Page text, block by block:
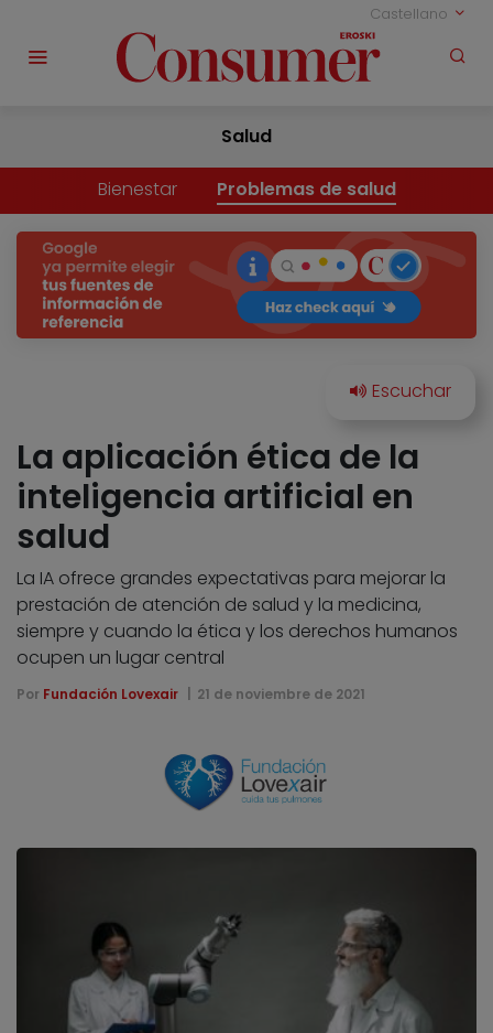
Castellano
Salud
Bienestar Problemas de salud
La aplicación ética de la
inteligencia artificial en
salud
La IA ofrece grandes expectativas para mejorar la
prestación de atención de salud y la medicina,
siempre y cuando la ética y los derechos humanos
ocupen un lugar central
Por Fundación Lovexair 21 de noviembre de 2021